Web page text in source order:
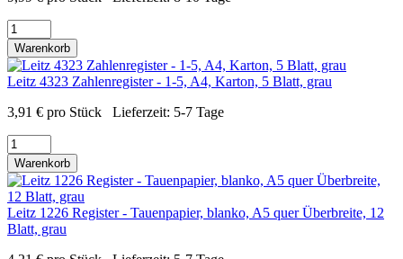
Warenkorb
Leitz 4323 Zahlenregister - 1-5, A4, Karton, 5 Blatt, grau
3,91 € pro Stück Lieferzeit: 5-7 Tage
Warenkorb
Leitz 1226 Register - Tauenpapier, blanko, A5 quer Überbreite, 12
Blatt, grau